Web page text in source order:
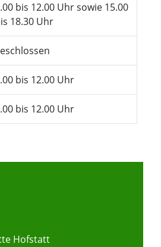
bis 12.00 Uhr sowie 15.00
18.30 Uhr
bis 12.00 Uhr
bis 12.00 Uhr
Hofstatt